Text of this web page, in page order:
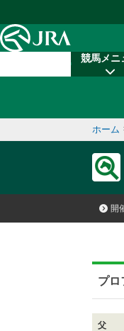
競馬メニ
ホーム
開
プロ
父